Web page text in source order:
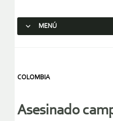
MENÚ
COLOMBIA
Asesinado